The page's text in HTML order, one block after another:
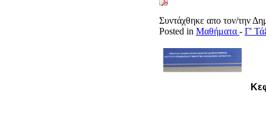
Συντάχθηκε απο τον/την
Posted in Μαθήματα - Γ'